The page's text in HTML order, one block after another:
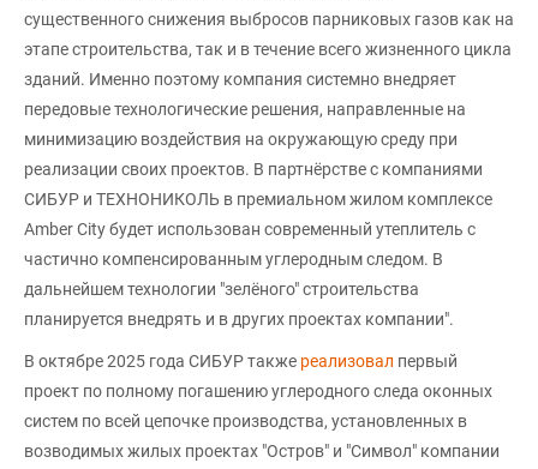
существенного снижения выбросов парниковых газов как на
этапе строительства, так и в течение всего жизненного цикла
зданий. Именно поэтому компания системно внедряет
передовые технологические решения, направленные на
минимизацию воздействия на окружающую среду при
реализации своих проектов. В партнёрстве с компаниями
СИБУР и ТЕХНОНИКОЛЬ в премиальном жилом комплексе
Amber City будет использован современный утеплитель с
частично компенсированным углеродным следом. В
дальнейшем технологии "зелёного" строительства
планируется внедрять и в других проектах компании".
В октябре 2025 года СИБУР также реализовал первый
проект по полному погашению углеродного следа оконных
систем по всей цепочке производства, установленных в
возводимых жилых проектах "Остров" и "Символ" компании